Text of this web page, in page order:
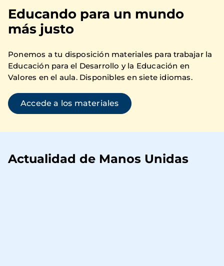
Educando para un mundo
más justo
Ponemos a tu disposición materiales para trabajar la
Educación para el Desarrollo y la Educación en
Valores en el aula. Disponibles en siete idiomas.
Accede a los materiales
Actualidad de Manos Unidas